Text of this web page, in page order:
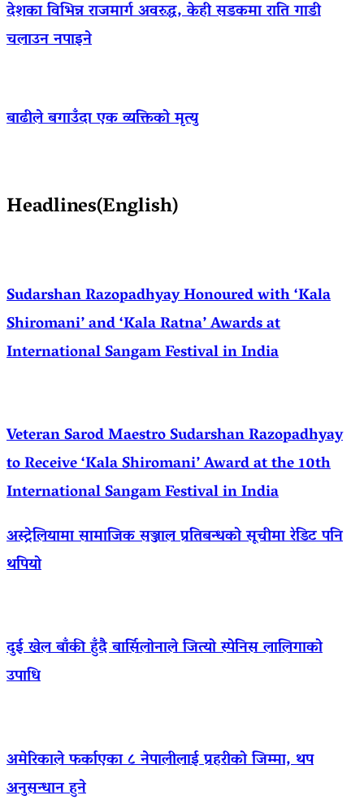
देशका विभिन्न राजमार्ग अवरुद्ध, केही सडकमा राति गाडी
चलाउन नपाइने
बाढीले बगाउँदा एक व्यक्तिको मृत्यु
Headlines(English)
Sudarshan Razopadhyay Honoured with ‘Kala
Shiromani’ and ‘Kala Ratna’ Awards at
International Sangam Festival in India
Veteran Sarod Maestro Sudarshan Razopadhyay
to Receive ‘Kala Shiromani’ Award at the 10th
International Sangam Festival in India
अस्ट्रेलियामा सामाजिक सञ्जाल प्रतिबन्धको सूचीमा रेडिट पनि
थपियो
दुई खेल बाँकी हुँदै बार्सिलोनाले जित्यो स्पेनिस लालिगाको
उपाधि
अमेरिकाले फर्काएका ८ नेपालीलाई प्रहरीको जिम्मा, थप
अनुसन्धान हुने